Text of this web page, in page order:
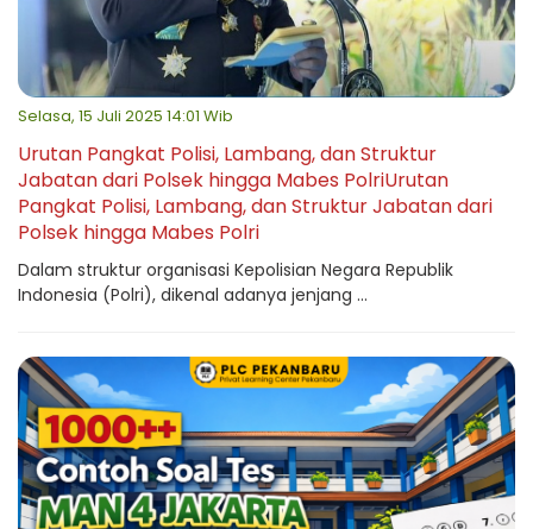
Selasa, 15 Juli 2025 14:01 Wib
Urutan Pangkat Polisi, Lambang, dan Struktur
Jabatan dari Polsek hingga Mabes PolriUrutan
Pangkat Polisi, Lambang, dan Struktur Jabatan dari
Polsek hingga Mabes Polri
Dalam struktur organisasi Kepolisian Negara Republik
Indonesia (Polri), dikenal adanya jenjang ...